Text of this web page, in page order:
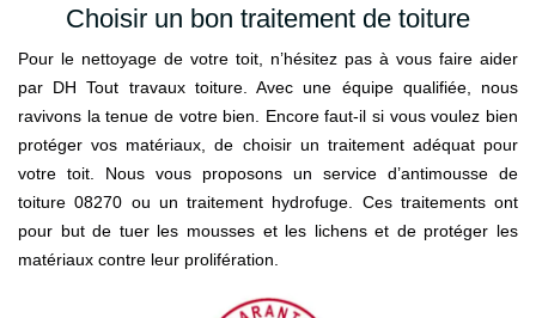
Choisir un bon traitement de toiture
Pour le nettoyage de votre toit, n’hésitez pas à vous faire aider
par DH Tout travaux toiture. Avec une équipe qualifiée, nous
ravivons la tenue de votre bien. Encore faut-il si vous voulez bien
protéger vos matériaux, de choisir un traitement adéquat pour
votre toit. Nous vous proposons un service d’antimousse de
toiture 08270 ou un traitement hydrofuge. Ces traitements ont
pour but de tuer les mousses et les lichens et de protéger les
matériaux contre leur prolifération.